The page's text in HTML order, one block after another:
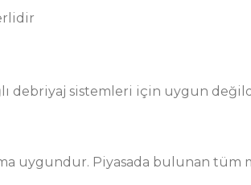
debriyaj sistemleri için uygun
uygundur. Piyasada bulunan tüm